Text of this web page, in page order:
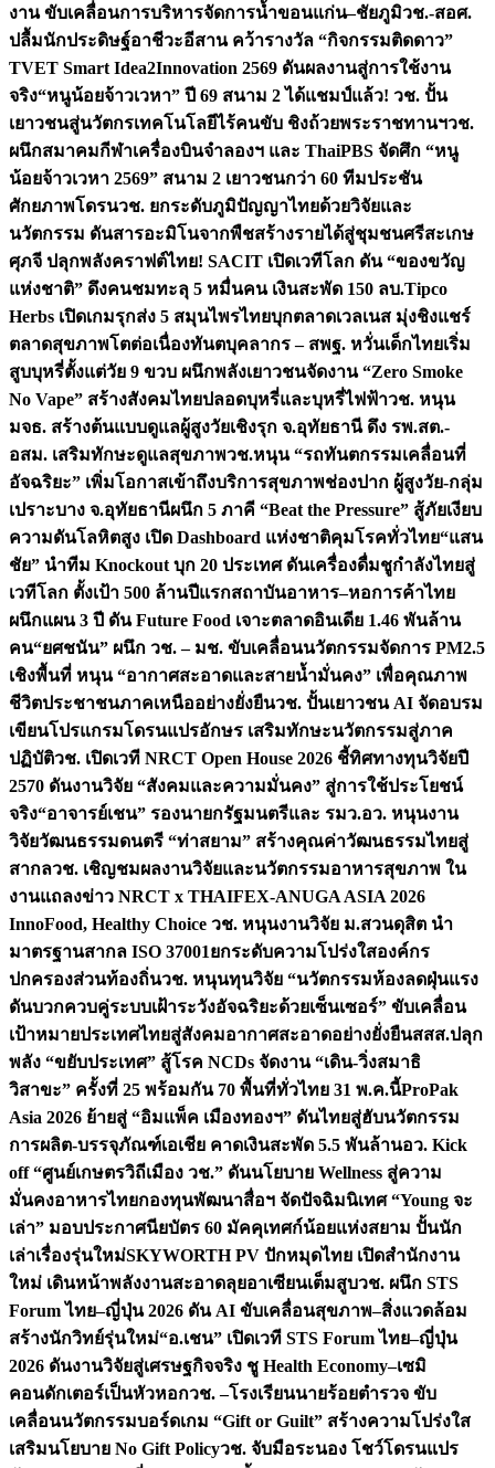
งาน ขับเคลื่อนการบริหารจัดการน้ำขอนแก่น–ชัยภูมิวช.-สอศ.
ปลื้มนักประดิษฐ์อาชีวะอีสาน คว้ารางวัล “กิจกรรมติดดาว”
TVET Smart Idea2Innovation 2569 ดันผลงานสู่การใช้งาน
จริง“หนูน้อยจ้าวเวหา” ปี 69 สนาม 2 ได้แชมป์แล้ว! วช. ปั้น
เยาวชนสู่นวัตกรเทคโนโลยีไร้คนขับ ชิงถ้วยพระราชทานฯวช.
ผนึกสมาคมกีฬาเครื่องบินจำลองฯ และ ThaiPBS จัดศึก “หนู
น้อยจ้าวเวหา 2569” สนาม 2 เยาวชนกว่า 60 ทีมประชัน
ศักยภาพโดรนวช. ยกระดับภูมิปัญญาไทยด้วยวิจัยและ
นวัตกรรม ดันสารอะมิโนจากพืชสร้างรายได้สู่ชุมชนศรีสะเกษ
ศุภจี ปลุกพลังคราฟต์ไทย! SACIT เปิดเวทีโลก ดัน “ของขวัญ
แห่งชาติ” ดึงคนชมทะลุ 5 หมื่นคน เงินสะพัด 150 ลบ.Tipco
Herbs เปิดเกมรุกส่ง 5 สมุนไพรไทยบุกตลาดเวลเนส มุ่งชิงแชร์
ตลาดสุขภาพโตต่อเนื่องทันตบุคลากร – สพฐ. หวั่นเด็กไทยเริ่ม
สูบบุหรี่ตั้งแต่วัย 9 ขวบ ผนึกพลังเยาวชนจัดงาน “Zero Smoke
No Vape” สร้างสังคมไทยปลอดบุหรี่และบุหรี่ไฟฟ้าวช. หนุน
มจธ. สร้างต้นแบบดูแลผู้สูงวัยเชิงรุก จ.อุทัยธานี ดึง รพ.สต.-
อสม. เสริมทักษะดูแลสุขภาพวช.หนุน “รถทันตกรรมเคลื่อนที่
อัจฉริยะ” เพิ่มโอกาสเข้าถึงบริการสุขภาพช่องปาก ผู้สูงวัย-กลุ่ม
เปราะบาง จ.อุทัยธานีผนึก 5 ภาคี “Beat the Pressure” สู้ภัยเงียบ
ความดันโลหิตสูง เปิด Dashboard แห่งชาติคุมโรคทั่วไทย“แสน
ชัย” นำทีม Knockout บุก 20 ประเทศ ดันเครื่องดื่มชูกำลังไทยสู่
เวทีโลก ตั้งเป้า 500 ล้านปีแรกสถาบันอาหาร–หอการค้าไทย
ผนึกแผน 3 ปี ดัน Future Food เจาะตลาดอินเดีย 1.46 พันล้าน
คน“ยศชนัน” ผนึก วช. – มช. ขับเคลื่อนนวัตกรรมจัดการ PM2.5
เชิงพื้นที่ หนุน “อากาศสะอาดและสายน้ำมั่นคง” เพื่อคุณภาพ
ชีวิตประชาชนภาคเหนืออย่างยั่งยืนวช. ปั้นเยาวชน AI จัดอบรม
เขียนโปรแกรมโดรนแปรอักษร เสริมทักษะนวัตกรรมสู่ภาค
ปฏิบัติวช. เปิดเวที NRCT Open House 2026 ชี้ทิศทางทุนวิจัยปี
2570 ดันงานวิจัย “สังคมและความมั่นคง” สู่การใช้ประโยชน์
จริง“อาจารย์เชน” รองนายกรัฐมนตรีและ รมว.อว. หนุนงาน
วิจัยวัฒนธรรมดนตรี “ท่าสยาม” สร้างคุณค่าวัฒนธรรมไทยสู่
สากลวช. เชิญชมผลงานวิจัยและนวัตกรรมอาหารสุขภาพ ใน
งานแถลงข่าว NRCT x THAIFEX-ANUGA ASIA 2026
InnoFood, Healthy Choice วช. หนุนงานวิจัย ม.สวนดุสิต นำ
มาตรฐานสากล ISO 37001ยกระดับความโปร่งใสองค์กร
ปกครองส่วนท้องถิ่นวช. หนุนทุนวิจัย “นวัตกรรมห้องลดฝุ่นแรง
ดันบวกควบคู่ระบบเฝ้าระวังอัจฉริยะด้วยเซ็นเซอร์” ขับเคลื่อน
เป้าหมายประเทศไทยสู่สังคมอากาศสะอาดอย่างยั่งยืนสสส.ปลุก
พลัง “ขยับประเทศ” สู้โรค NCDs จัดงาน “เดิน-วิ่งสมาธิ
วิสาขะ” ครั้งที่ 25 พร้อมกัน 70 พื้นที่ทั่วไทย 31 พ.ค.นี้ProPak
Asia 2026 ย้ายสู่ “อิมแพ็ค เมืองทองฯ” ดันไทยสู่ฮับนวัตกรรม
การผลิต-บรรจุภัณฑ์เอเชีย คาดเงินสะพัด 5.5 พันล้านอว. Kick
off “ศูนย์เกษตรวิถีเมือง วช.” ดันนโยบาย Wellness สู่ความ
มั่นคงอาหารไทยกองทุนพัฒนาสื่อฯ จัดปัจฉิมนิเทศ “Young จะ
เล่า” มอบประกาศนียบัตร 60 มัคคุเทศก์น้อยแห่งสยาม ปั้นนัก
เล่าเรื่องรุ่นใหม่SKYWORTH PV ปักหมุดไทย เปิดสำนักงาน
ใหม่ เดินหน้าพลังงานสะอาดลุยอาเซียนเต็มสูบวช. ผนึก STS
Forum ไทย–ญี่ปุ่น 2026 ดัน AI ขับเคลื่อนสุขภาพ–สิ่งแวดล้อม
สร้างนักวิทย์รุ่นใหม่“อ.เชน” เปิดเวที STS Forum ไทย–ญี่ปุ่น
2026 ดันงานวิจัยสู่เศรษฐกิจจริง ชู Health Economy–เซมิ
คอนดักเตอร์เป็นหัวหอกวช. –โรงเรียนนายร้อยตำรวจ ขับ
เคลื่อนนวัตกรรมบอร์ดเกม “Gift or Guilt” สร้างความโปร่งใส
เสริมนโยบาย No Gift Policyวช. จับมือระนอง โชว์โดรนแปร